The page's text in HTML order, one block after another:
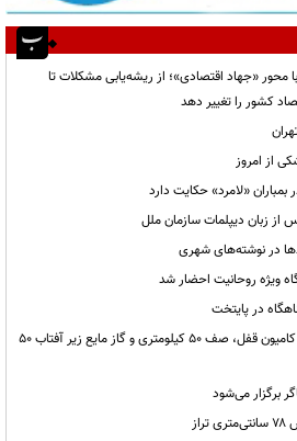
۱۰ قسمتی با محور «جهاد اقتصادی»؛ از ریشه‌یابی مشکلات تا
کشور را تغییر دهد
از امروز
«لامرد» حکایت دارد
زبان دیپلمات سازمان ملل
در نوشته‌های شهری
ویژه روحانیت احضار شد
در پایتخت
ریمـدان در آستانه بحران؛ ۳ هزار کامیون قفل، صف ۵۰ کیلومتری و گاز مایع زیر آفتاب ۵۰
برگزار می‌شود